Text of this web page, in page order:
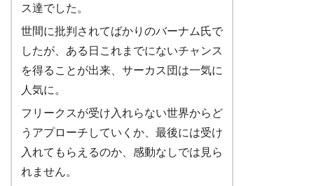
ス達でした。
世間に批判されてばかりのバーナム氏で
したが、ある日これまでにないチャンス
を得ることが出来、サーカス団は一気に
人気に。
フリークスが受け入れらない世界からど
うアプローチしていくか、最後には受け
入れてもらえるのか、感動なしでは見ら
れません。